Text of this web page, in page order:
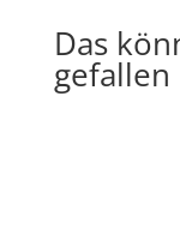
Das